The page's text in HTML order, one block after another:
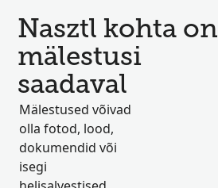
Nasztl kohta on
mälestusi
saadaval
Mälestused võivad
olla fotod, lood,
dokumendid või
isegi